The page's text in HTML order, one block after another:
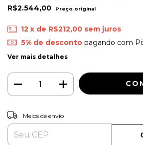
R$2.544,00
12 x de R$212,00 sem juros
5% de descontopagando com
Ver mais detalhes
Entregas para o CEP:
Meios de envio